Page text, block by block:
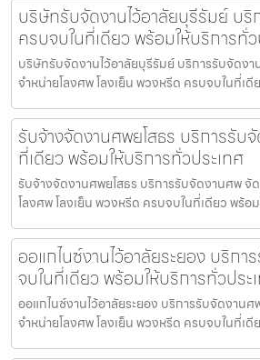
บริษัทรับจัดงานไว้อาลัยบุรีรัมย์ บ
ครบจบในที่เดียว พร้อมให้บริการทั่
บริษัทรับจัดงานไว้อาลัยบุรีรัมย์ บริการรับจัดง
จำหน่ายโลงศพ โลงเย็น พวงหรีด ครบจบในที่เดี
รับจ้างจัดงานศพยโสธร บริการรับ
ที่เดียว พร้อมให้บริการทั่วประเทศ
รับจ้างจัดงานศพยโสธร บริการรับจัดงานศพ จั
โลงศพ โลงเย็น พวงหรีด ครบจบในที่เดียว พร้อ
ออแกไนซ์งานไว้อาลัยระยอง บริก
จบในที่เดียว พร้อมให้บริการทั่วประ
ออแกไนซ์งานไว้อาลัยระยอง บริการรับจัดงาน
จำหน่ายโลงศพ โลงเย็น พวงหรีด ครบจบในที่เ